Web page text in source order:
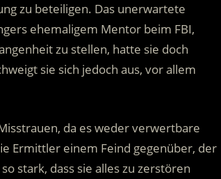
zu beteiligen. Das unerwartete
ehemaligem Mentor beim FBI,
zu stellen, hatte sie doch
sie sich jedoch aus, vor allem
da es weder verwertbare
Ermittler einem Feind gegenüber, der
stark, dass sie alles zu zerstören